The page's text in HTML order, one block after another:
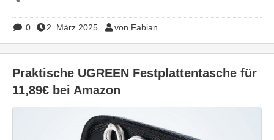
0 2. März 2025 von Fabian
Praktische UGREEN Festplattentasche für
11,89€ bei Amazon